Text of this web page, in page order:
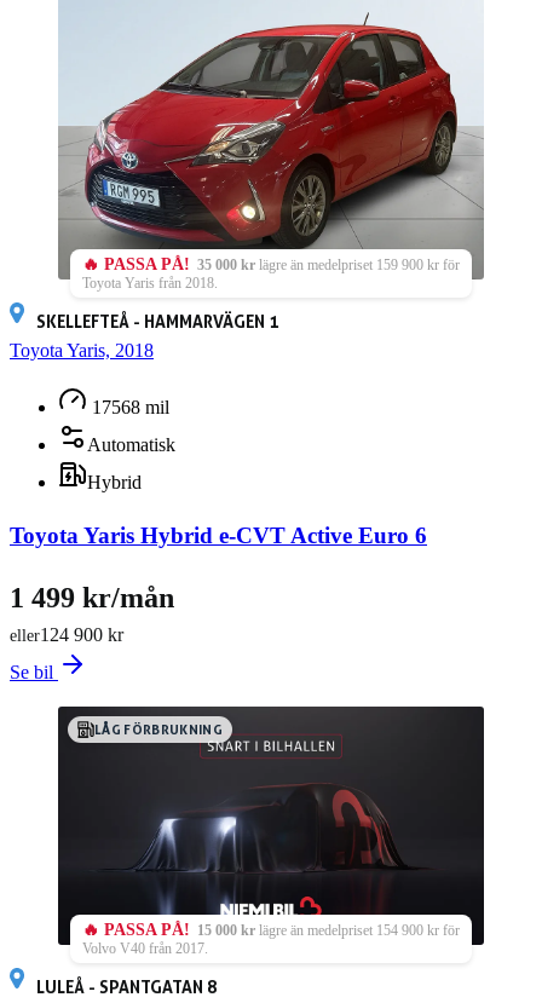
🔥 PASSA PÅ! 35 000 kr lägre än medelpriset 159 900 kr för
Toyota Yaris från 2018.
SKELLEFTEÅ - HAMMARVÄGEN 1
Toyota Yaris, 2018
17568 mil
Automatisk
Hybrid
Toyota Yaris Hybrid e-CVT Active Euro 6
124 900 kr
eller
1 499 kr/mån
Se bil
LÅG FÖRBRUKNING
🔥 PASSA PÅ! 15 000 kr lägre än medelpriset 154 900 kr för
Volvo V40 från 2017.
LULEÅ - SPANTGATAN 8